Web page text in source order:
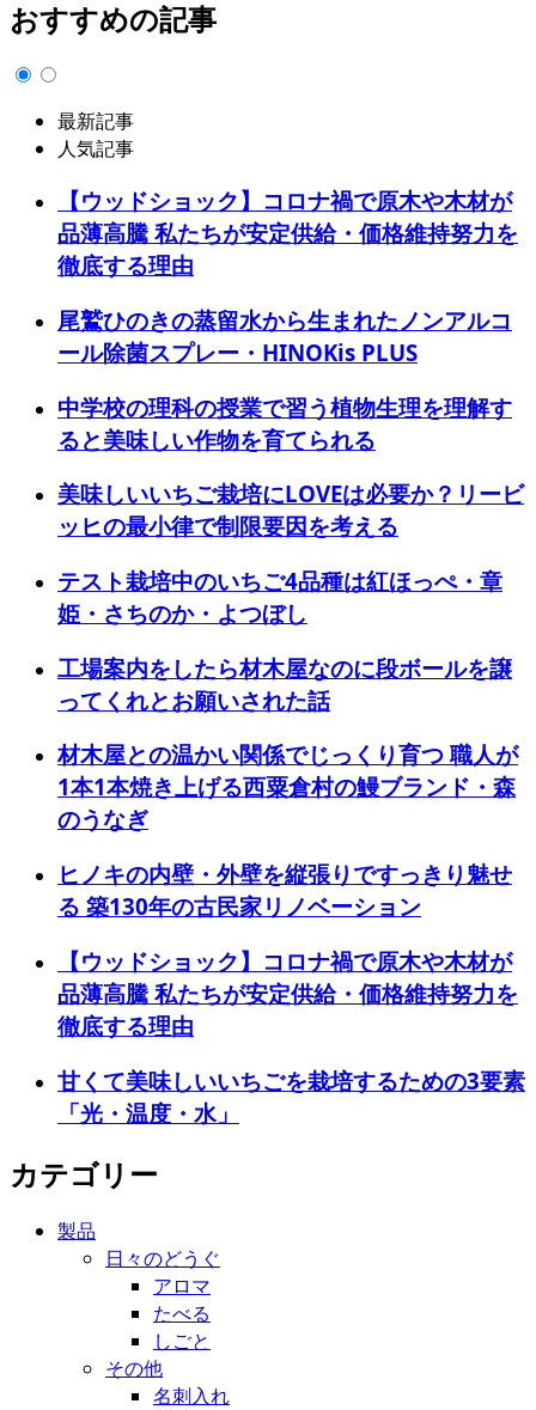
おすすめの記事
最新記事
人気記事
【ウッドショック】コロナ禍で原木や木材が
品薄高騰 私たちが安定供給・価格維持努力を
徹底する理由
尾鷲ひのきの蒸留水から生まれたノンアルコ
ール除菌スプレー・HINOKis PLUS
中学校の理科の授業で習う植物生理を理解す
ると美味しい作物を育てられる
美味しいいちご栽培にLOVEは必要か？リービ
ッヒの最小律で制限要因を考える
テスト栽培中のいちご4品種は紅ほっぺ・章
姫・さちのか・よつぼし
工場案内をしたら材木屋なのに段ボールを譲
ってくれとお願いされた話
材木屋との温かい関係でじっくり育つ 職人が
1本1本焼き上げる西粟倉村の鰻ブランド・森
のうなぎ
ヒノキの内壁・外壁を縦張りですっきり魅せ
る 築130年の古民家リノベーション
【ウッドショック】コロナ禍で原木や木材が
品薄高騰 私たちが安定供給・価格維持努力を
徹底する理由
甘くて美味しいいちごを栽培するための3要素
「光・温度・水」
カテゴリー
製品
日々のどうぐ
アロマ
たべる
しごと
その他
名刺入れ